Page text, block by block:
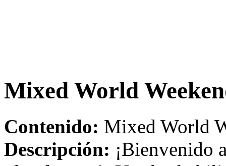
Mixed World
Contenido: Mixed World
Descripción: ¡Bienvenido